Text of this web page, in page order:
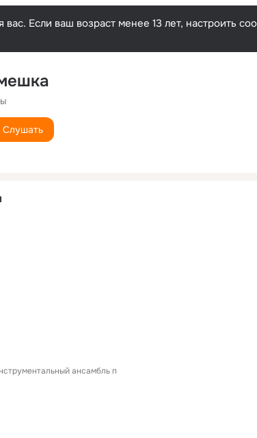
Если ваш возраст менее 13 лет, настроить
Слушать
ансамбль п